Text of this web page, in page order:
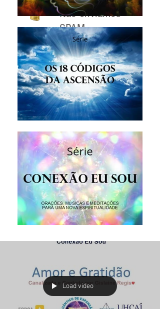
Não enviamos
SPAM
Load video